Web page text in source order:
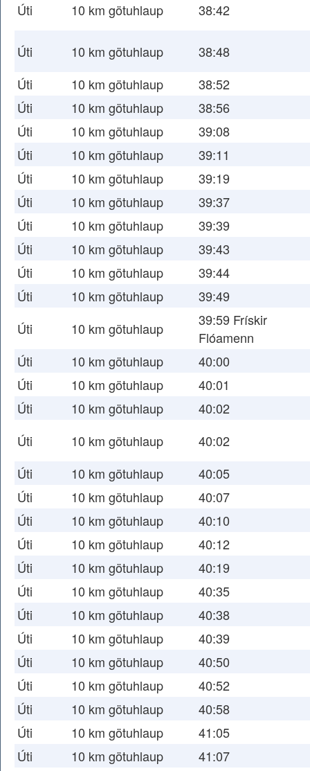
Úti
10 km götuhlaup 38:42
Úti 10 km götuhlaup
38:48
Úti
10 km götuhlaup
38:52
Úti
10 km götuhlaup
38:56
Úti
10 km götuhlaup
39:08
Úti
10 km götuhlaup
39:11
Úti
10 km götuhlaup
39:19
Úti
10 km götuhlaup
39:37
Úti
10 km götuhlaup
39:39
Úti
10 km götuhlaup
39:43
Úti
10 km götuhlaup
39:44
Úti
10 km götuhlaup
39:49
Úti
10 km götuhlaup
39:59 Frískir
Flóamenn
Úti
10 km götuhlaup
40:00
Úti
10 km götuhlaup
40:01
Úti
10 km götuhlaup
40:02
Úti
10 km götuhlaup
40:02
Úti
10 km götuhlaup
40:05
Úti
10 km götuhlaup
40:07
Úti
10 km götuhlaup
40:10
Úti
10 km götuhlaup
40:12
Úti
10 km götuhlaup
40:19
Úti
10 km götuhlaup
40:35
Úti
10 km götuhlaup
40:38
Úti
10 km götuhlaup
40:39
Úti
10 km götuhlaup
40:50
Úti
10 km götuhlaup
40:52
Úti
10 km götuhlaup
40:58
Úti
10 km götuhlaup
41:05
Úti
10 km götuhlaup
41:07